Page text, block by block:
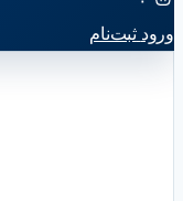
ورود ثبت‌نام